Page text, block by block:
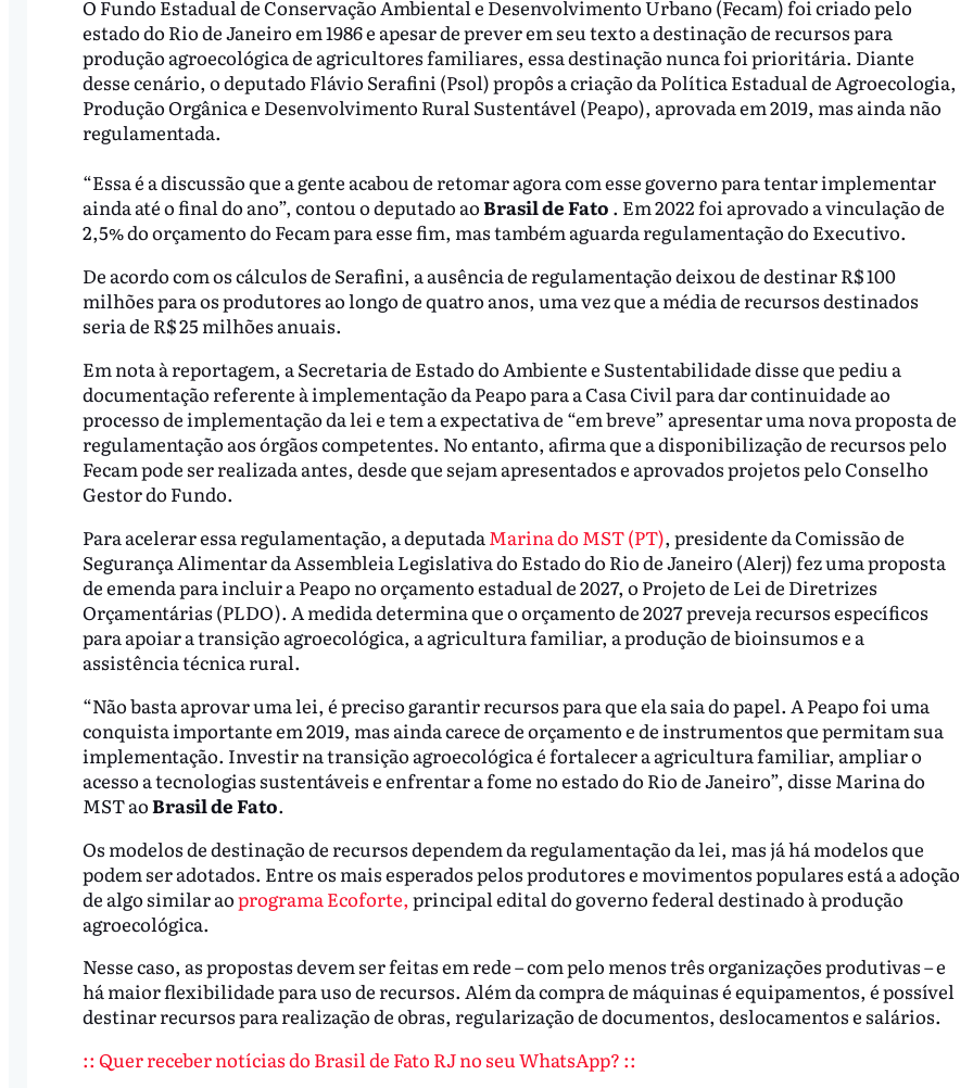
O Fundo Estadual de Conservação Ambiental e Desenvolvimento Urbano (Fecam) foi criado pelo
estado do Rio de Janeiro em 1986 e apesar de prever em seu texto a destinação de recursos para
produção agroecológica de agricultores familiares, essa destinação nunca foi prioritária. Diante
desse cenário, o deputado Flávio Serafini (Psol) propôs a criação da Política Estadual de Agroecologia,
Produção Orgânica e Desenvolvimento Rural Sustentável (Peapo), aprovada em 2019, mas ainda não
regulamentada.
“Essa é a discussão que a gente acabou de retomar agora com esse governo para tentar implementar
ainda até o final do ano”, contou o deputado aoBrasil de Fato . Em 2022 foi aprovado a vinculação de
2,5% do orçamento do Fecam para esse fim, mas também aguarda regulamentação do Executivo.
De acordo com os cálculos de Serafini, a ausência de regulamentação deixou de destinar R$ 100
milhões para os produtores ao longo de quatro anos, uma vez que a média de recursos destinados
seria de R$ 25 milhões anuais.
Em nota à reportagem, a Secretaria de Estado do Ambiente e Sustentabilidade disse que pediu a
documentação referente à implementação da Peapo para a Casa Civil para dar continuidade ao
processo de implementação da lei e tem a expectativa de “em breve” apresentar uma nova proposta de
regulamentação aos órgãos competentes. No entanto, afirma que a disponibilização de recursos pelo
Fecam pode ser realizada antes, desde que sejam apresentados e aprovados projetos pelo Conselho
Gestor do Fundo.
Para acelerar essa regulamentação, a deputada Marina do MST (PT), presidente da Comissão de
Segurança Alimentar da Assembleia Legislativa do Estado do Rio de Janeiro (Alerj) fez uma proposta
de emenda para incluir a Peapo no orçamento estadual de 2027, o Projeto de Lei de Diretrizes
Orçamentárias (PLDO). A medida determina que o orçamento de 2027 preveja recursos específicos
para apoiar a transição agroecológica, a agricultura familiar, a produção de bioinsumos e a
assistência técnica rural.
“Não basta aprovar uma lei, é preciso garantir recursos para que ela saia do papel. A Peapo foi uma
conquista importante em 2019, mas ainda carece de orçamento e de instrumentos que permitam sua
implementação. Investir na transição agroecológica é fortalecer a agricultura familiar, ampliar o
acesso a tecnologias sustentáveis e enfrentar a fome no estado do Rio de Janeiro”, disse Marina do
MST aoBrasil de Fato.
Os modelos de destinação de recursos dependem da regulamentação da lei, mas já há modelos que
podem ser adotados. Entre os mais esperados pelos produtores e movimentos populares está a adoção
de algo similar aoprograma Ecoforte, principal edital do governo federal destinado à produção
agroecológica.
Nesse caso, as propostas devem ser feitas em rede – com pelo menos três organizações produtivas – e
há maior flexibilidade para uso de recursos. Além da compra de máquinas é equipamentos, é possível
destinar recursos para realização de obras, regularização de documentos, deslocamentos e salários.
:: Quer receber notícias do Brasil de Fato RJ no seu WhatsApp? ::